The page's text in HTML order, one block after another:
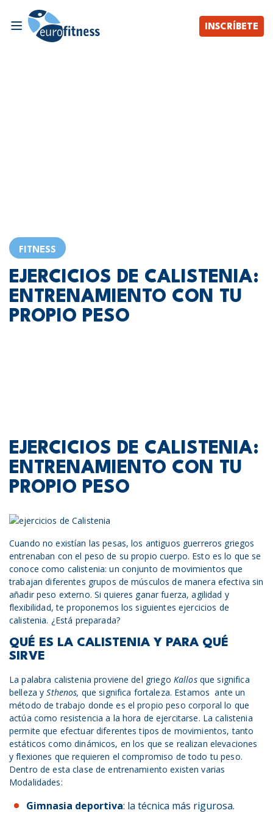
INSCRÍBETE
FITNESS
EJERCICIOS DE CALISTENIA:
ENTRENAMIENTO CON TU
PROPIO PESO
EJERCICIOS DE CALISTENIA:
ENTRENAMIENTO CON TU
PROPIO PESO
Cuando no existían las pesas, los antiguos guerreros griegos
entrenaban con el peso de su propio cuerpo. Esto es lo que se
conoce como calistenia: un conjunto de movimientos que
trabajan diferentes grupos de músculos de manera efectiva sin
añadir peso externo. Si quieres ganar fuerza, agilidad y
flexibilidad, te proponemos los siguientes ejercicios de
calistenia. ¿Está preparada?
QUÉ ES LA CALISTENIA Y PARA QUÉ
SIRVE
La palabra calistenia proviene del griego Kallosque significa
belleza ySthenos, que significa fortaleza. Estamos ante un
método de trabajo donde es el propio peso corporal lo que
actúa como resistencia a la hora de ejercitarse. La calistenia
permite que efectuar diferentes tipos de movimientos, tanto
estáticos como dinámicos, en los que se realizan elevaciones
y flexiones que requieren el compromiso de todo tu peso.
Dentro de esta clase de entrenamiento existen varias
Modalidades:
Gimnasia deportiva: la técnica más rigurosa.